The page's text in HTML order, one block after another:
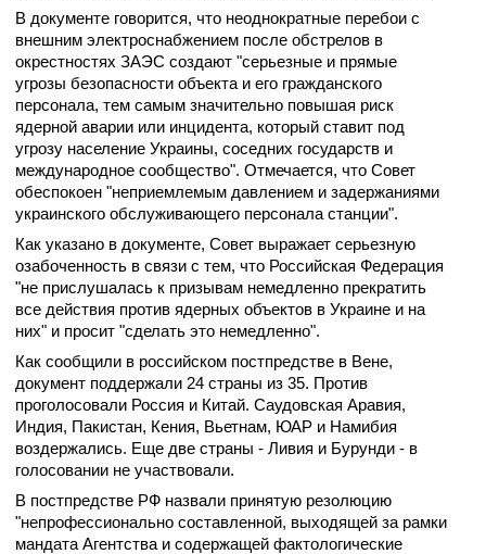
В документе говорится, что неоднократные перебои с
внешним электроснабжением после обстрелов в
окрестностях ЗАЭС создают "серьезные и прямые
угрозы безопасности объекта и его гражданского
персонала, тем самым значительно повышая риск
ядерной аварии или инцидента, который ставит под
угрозу население Украины, соседних государств и
международное сообщество". Отмечается, что Совет
обеспокоен "неприемлемым давлением и задержаниями
украинского обслуживающего персонала станции".
Как указано в документе, Совет выражает серьезную
озабоченность в связи с тем, что Российская Федерация
"не прислушалась к призывам немедленно прекратить
все действия против ядерных объектов в Украине и на
них" и просит "сделать это немедленно".
Как сообщили в российском постпредстве в Вене,
документ поддержали 24 страны из 35. Против
проголосовали Россия и Китай. Саудовская Аравия,
Индия, Пакистан, Кения, Вьетнам, ЮАР и Намибия
воздержались. Еще две страны - Ливия и Бурунди - в
голосовании не участвовали.
В постпредстве РФ назвали принятую резолюцию
"непрофессионально составленной, выходящей за рамки
мандата Агентства и содержащей фактологические